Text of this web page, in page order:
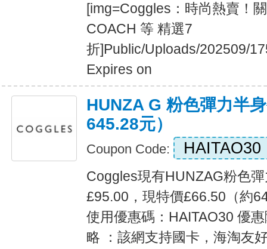
[img=Coggles：時尚熱賣！
COACH 等 精選7
折]Public/Uploads/202509/
Expires on
HUNZA G 粉色彈力半
645.28元）
Coupon Code: HAITAO30
Coggles現有HUNZAG粉色
£95.00，現特價£66.50（約
使用優惠碼：HAITAO30 優
略 ：該網支持國卡，海淘友